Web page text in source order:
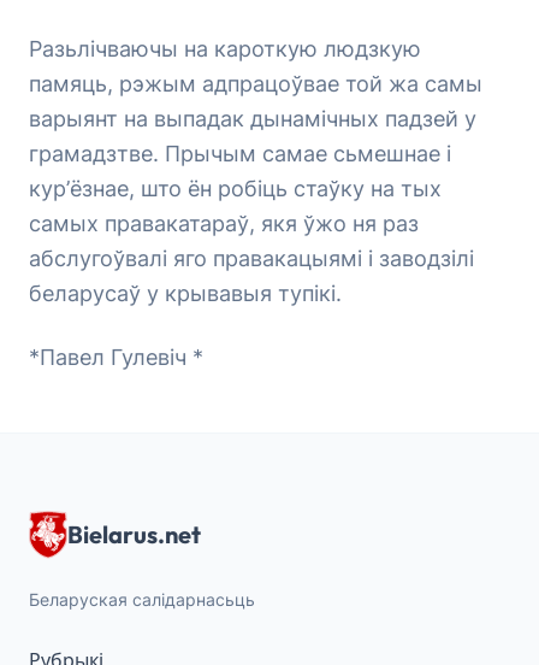
Разьлічваючы на кароткую людзкую
памяць, рэжым адпрацоўвае той жа самы
варыянт на выпадак дынамічных падзей у
грамадзтве. Прычым самае сьмешнае і
кур’ёзнае, што ён робіць стаўку на тых
самых правакатараў, якя ўжо ня раз
абслугоўвалі яго правакацыямі і заводзілі
беларусаў у крывавыя тупікі.
*Павел Гулевіч *
Bielarus.net
Беларуская салідарнасьць